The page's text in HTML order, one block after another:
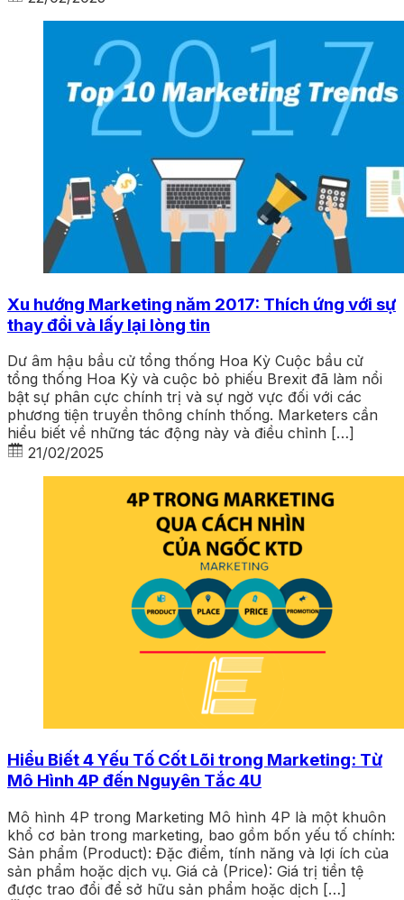
Xu hướng Marketing năm 2017: Thích ứng với sự
thay đổi và lấy lại lòng tin
Dư âm hậu bầu cử tổng thống Hoa Kỳ Cuộc bầu cử
tổng thống Hoa Kỳ và cuộc bỏ phiếu Brexit đã làm nổi
bật sự phân cực chính trị và sự ngờ vực đối với các
phương tiện truyền thông chính thống. Marketers cần
hiểu biết về những tác động này và điều chỉnh […]
21/02/2025
Hiểu Biết 4 Yếu Tố Cốt Lõi trong Marketing: Từ
Mô Hình 4P đến Nguyên Tắc 4U
Mô hình 4P trong Marketing Mô hình 4P là một khuôn
khổ cơ bản trong marketing, bao gồm bốn yếu tố chính:
Sản phẩm (Product): Đặc điểm, tính năng và lợi ích của
sản phẩm hoặc dịch vụ. Giá cả (Price): Giá trị tiền tệ
được trao đổi để sở hữu sản phẩm hoặc dịch […]